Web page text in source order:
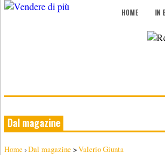
HOME IN
Dal magazine
Home ›Dal magazine >Valerio Giunta